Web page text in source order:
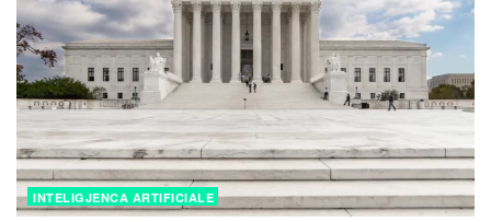
INTELIGJENCA ARTIFICIALE